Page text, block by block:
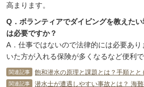
高まります。
Q．ボランティアでダイビングを教えた
は必要ですか？
A．仕事ではないので法律的には必要あり
いた方が入れる保険が多くなるなど便利で
関連記事 飽和潜水の原理と課題とは？手順とと
関連記事